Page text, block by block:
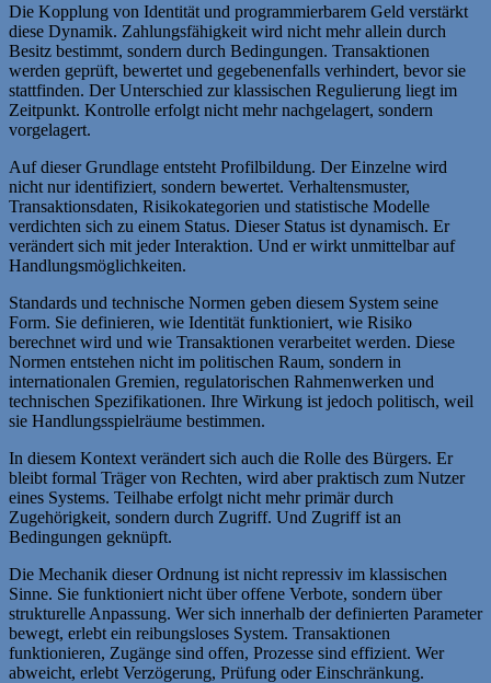
Die Kopplung von Identität und programmierbarem Geld verstärkt
diese Dynamik. Zahlungsfähigkeit wird nicht mehr allein durch
Besitz bestimmt, sondern durch Bedingungen. Transaktionen
werden geprüft, bewertet und gegebenenfalls verhindert, bevor sie
stattfinden. Der Unterschied zur klassischen Regulierung liegt im
Zeitpunkt. Kontrolle erfolgt nicht mehr nachgelagert, sondern
vorgelagert.
Auf dieser Grundlage entsteht Profilbildung. Der Einzelne wird
nicht nur identifiziert, sondern bewertet. Verhaltensmuster,
Transaktionsdaten, Risikokategorien und statistische Modelle
verdichten sich zu einem Status. Dieser Status ist dynamisch. Er
verändert sich mit jeder Interaktion. Und er wirkt unmittelbar auf
Handlungsmöglichkeiten.
Standards und technische Normen geben diesem System seine
Form. Sie definieren, wie Identität funktioniert, wie Risiko
berechnet wird und wie Transaktionen verarbeitet werden. Diese
Normen entstehen nicht im politischen Raum, sondern in
internationalen Gremien, regulatorischen Rahmenwerken und
technischen Spezifikationen. Ihre Wirkung ist jedoch politisch, weil
sie Handlungsspielräume bestimmen.
In diesem Kontext verändert sich auch die Rolle des Bürgers. Er
bleibt formal Träger von Rechten, wird aber praktisch zum Nutzer
eines Systems. Teilhabe erfolgt nicht mehr primär durch
Zugehörigkeit, sondern durch Zugriff. Und Zugriff ist an
Bedingungen geknüpft.
Die Mechanik dieser Ordnung ist nicht repressiv im klassischen
Sinne. Sie funktioniert nicht über offene Verbote, sondern über
strukturelle Anpassung. Wer sich innerhalb der definierten Parameter
bewegt, erlebt ein reibungsloses System. Transaktionen
funktionieren, Zugänge sind offen, Prozesse sind effizient. Wer
abweicht, erlebt Verzögerung, Prüfung oder Einschränkung.